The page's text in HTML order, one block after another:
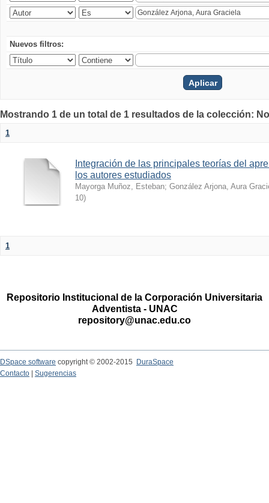
Nuevos filtros:
Mostrando 1 de un total de 1 resultados de la colección:
1
Integración de las principales teorías del
los autores estudiados
Mayorga Muñoz, Esteban; González Arjona, Aura
10)
1
Repositorio Institucional de la Corporación Universitaria
Adventista - UNAC
repository@unac.edu.co
DSpace software copyright © 2002-2015
DuraSpace
Contacto
Sugerencias